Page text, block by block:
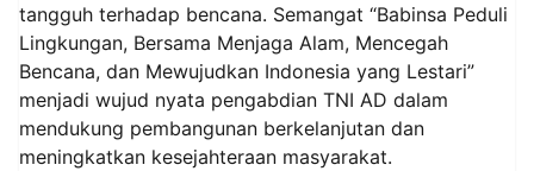
tangguh terhadap bencana. Semangat “Babinsa Peduli
Lingkungan, Bersama Menjaga Alam, Mencegah
Bencana, dan Mewujudkan Indonesia yang Lestari”
menjadi wujud nyata pengabdian TNI AD dalam
mendukung pembangunan berkelanjutan dan
meningkatkan kesejahteraan masyarakat.